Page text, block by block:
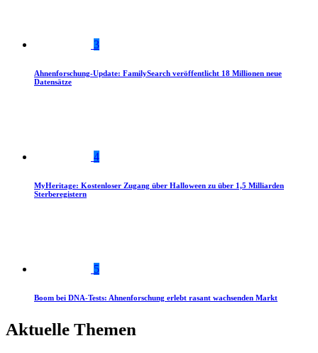
3
Ahnenforschung-Update: FamilySearch veröffentlicht 18 Millionen neue
Datensätze
4
MyHeritage: Kostenloser Zugang über Halloween zu über 1,5 Milliarden
Sterberegistern
5
Boom bei DNA-Tests: Ahnenforschung erlebt rasant wachsenden Markt
Aktuelle Themen